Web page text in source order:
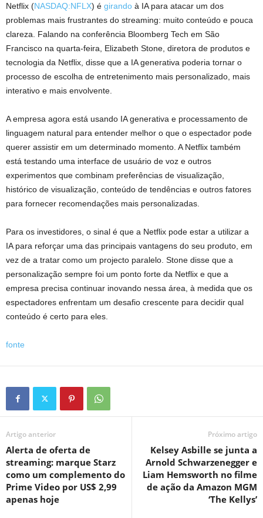
Netflix (NASDAQ:NFLX) é girando à IA para atacar um dos
problemas mais frustrantes do streaming: muito conteúdo e pouca
clareza. Falando na conferência Bloomberg Tech em São
Francisco na quarta-feira, Elizabeth Stone, diretora de produtos e
tecnologia da Netflix, disse que a IA generativa poderia tornar o
processo de escolha de entretenimento mais personalizado, mais
interativo e mais envolvente.
A empresa agora está usando IA generativa e processamento de
linguagem natural para entender melhor o que o espectador pode
querer assistir em um determinado momento. A Netflix também
está testando uma interface de usuário de voz e outros
experimentos que combinam preferências de visualização,
histórico de visualização, conteúdo de tendências e outros fatores
para fornecer recomendações mais personalizadas.
Para os investidores, o sinal é que a Netflix pode estar a utilizar a
IA para reforçar uma das principais vantagens do seu produto, em
vez de a tratar como um projecto paralelo. Stone disse que a
personalização sempre foi um ponto forte da Netflix e que a
empresa precisa continuar inovando nessa área, à medida que os
espectadores enfrentam um desafio crescente para decidir qual
conteúdo é certo para eles.
fonte
Artigo anterior
Alerta de oferta de
streaming: marque Starz
como um complemento do
Prime Video por US$ 2,99
apenas hoje
Próximo artigo
Kelsey Asbille se junta a
Arnold Schwarzenegger e
Liam Hemsworth no filme
de ação da Amazon MGM
‘The Kellys’